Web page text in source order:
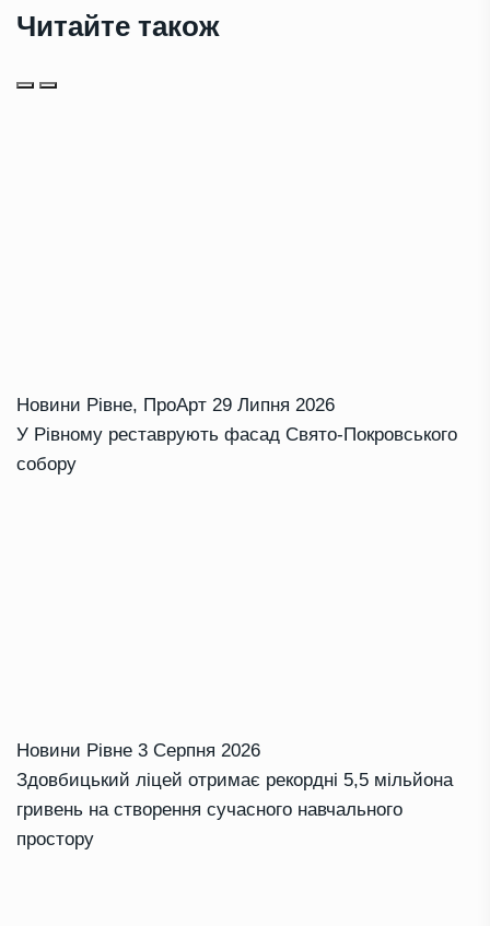
Читайте також
Новини Рівне, ПроАрт 29 Липня 2026
У Рівному реставрують фасад Свято-Покровського
собору
Новини Рівне 3 Серпня 2026
Здовбицький ліцей отримає рекордні 5,5 мільйона
гривень на створення сучасного навчального
простору